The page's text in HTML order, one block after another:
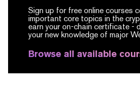
Sign up for free online courses
important core topics in the
earn your on-chain certificate -
your new knowledge of major
Browse all available